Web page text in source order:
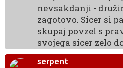
nevsakdanji -
zagotovo. Sicer si
skupaj povzel s
svojega sicer zelo
serpent